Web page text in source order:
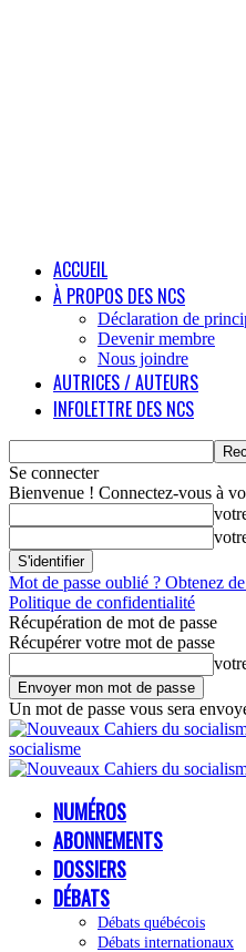
ACCUEIL
À PROPOS DES NCS
Déclaration de
Devenir membre
Nous joindre
AUTRICES / AUTEURS
INFOLETTRE DES NCS
Se connecter
Bienvenue ! Connectez-vous à
Mot de passe oublié ? Obtenez
Politique de confidentialité
Récupération de mot de passe
Récupérer votre mot de passe
Un mot de passe vous sera
socialisme
NUMÉROS
ABONNEMENTS
DOSSIERS
DÉBATS
Débats québécois
Débats internationaux